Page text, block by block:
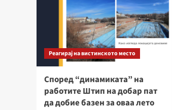
Реагирај на вистинското место
Според “динамиката” на
работите Штип на добар пат
да добие базен за оваа лето